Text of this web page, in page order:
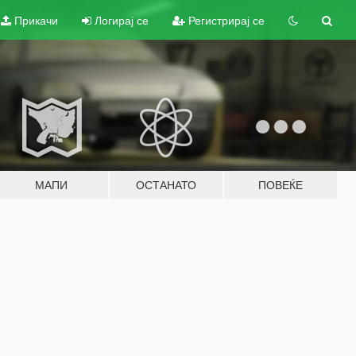
Прикачи Логирај се Регистрирај се
МАПИ ОСТАНАТО ПОВЕЌЕ